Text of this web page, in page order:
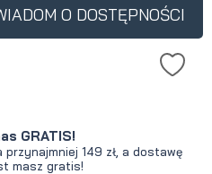
wyświetlana jest
w sprzedaży.
O DOSTĘPNOŚCI
GRATIS!
149 zł, a dostawę
masz gratis!